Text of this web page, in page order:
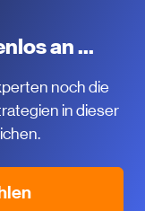
an ...
noch die
in dieser